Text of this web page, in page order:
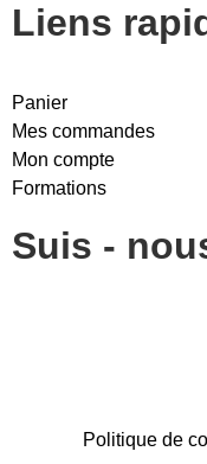
Liens
Panier
Mes commandes
Mon compte
Formations
Suis -
Politique de